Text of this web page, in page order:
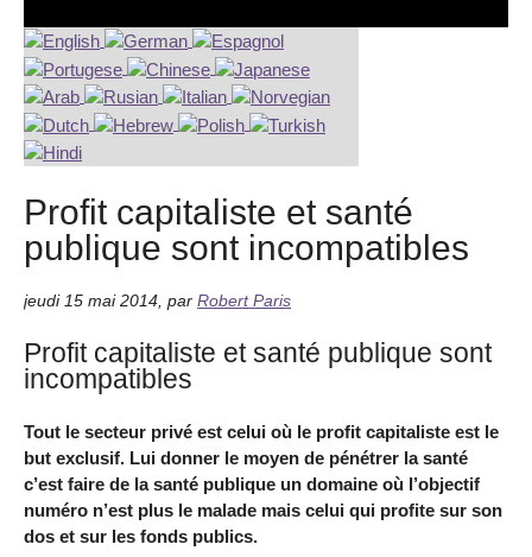
Profit capitaliste et santé
publique sont incompatibles
jeudi 15 mai 2014 par Robert Paris
Profit capitaliste et santé publique sont
incompatibles
Tout le secteur privé est celui où le profit capitaliste est le
but exclusif. Lui donner le moyen de pénétrer la santé
c’est faire de la santé publique un domaine où l’objectif
numéro n’est plus le malade mais celui qui profite sur son
dos et sur les fonds publics.